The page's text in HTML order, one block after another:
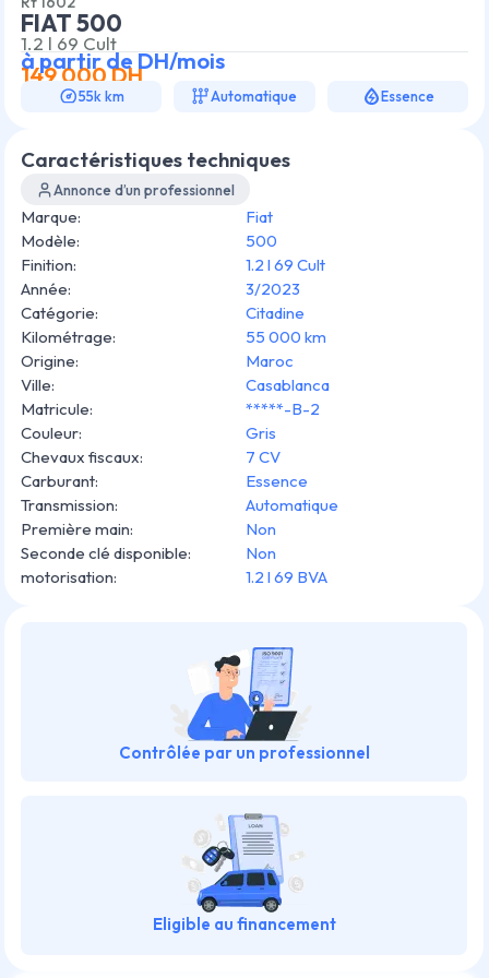
Caractéristiques techniques
Annonce d’un professionnel
Marque:
Fiat
Modèle:
500
Finition:
1.2 l 69 Cult
Année:
3/2023
Catégorie:
Citadine
Kilométrage:
55 000 km
Origine:
Maroc
Ville:
Casablanca
Matricule:
*****-B-2
Couleur:
Gris
Chevaux fiscaux:
7 CV
Carburant:
Essence
Transmission:
Automatique
Première main:
Non
Seconde clé disponible:
Non
motorisation: 1.2 l 69 BVA
Contrôlée par un professionnel
Eligible au financement
FIAT 500
1.2 l 69 Cult
à partir deDH/mois
149 000DH
55k km Automatique Essence